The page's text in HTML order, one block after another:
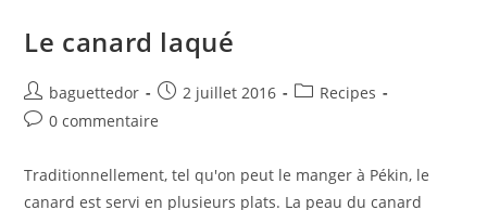
Le canard laqué
baguettedor 2 juillet 2016
Recipes
0 commentaire
Traditionnellement, tel qu'on peut le manger à Pékin, le
canard est servi en plusieurs plats. La peau du canard